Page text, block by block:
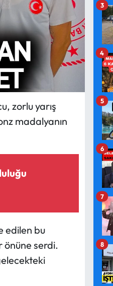
zorlu yarış
madalyanın
edilen bu
önüne serdi.
3
4
5
6
7
8